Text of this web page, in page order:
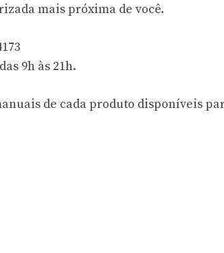
mais próxima de você.
9h às 21h.
de cada produto disponíveis